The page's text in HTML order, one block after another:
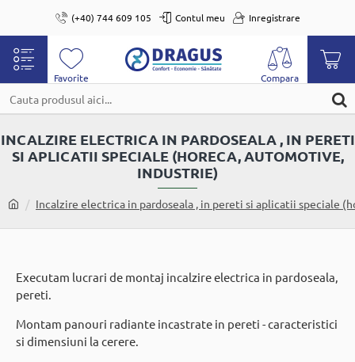
(+40) 744 609 105 Contul meu Inregistrare
Cauta
aici...
INCALZIRE ELECTRICA IN PARDOSEALA , IN PERETI
SI APLICATII SPECIALE (HORECA, AUTOMOTIVE,
INDUSTRIE)
homeIncalzire electrica in pardoseala , in pereti si aplicatii speciale
Executam lucrari de montaj incalzire electrica in pardoseala,
pereti.
Montam panouri radiante incastrate in pereti - caracteristici
si dimensiuni la cerere.